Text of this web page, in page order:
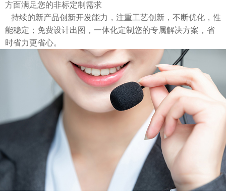
方面满足您的非标定制需求
持续的新产品创新开发能力，注重工艺创新，不断优化，性
能稳定；免费设计出图，一体化定制您的专属解决方案，省
时省力更省心。